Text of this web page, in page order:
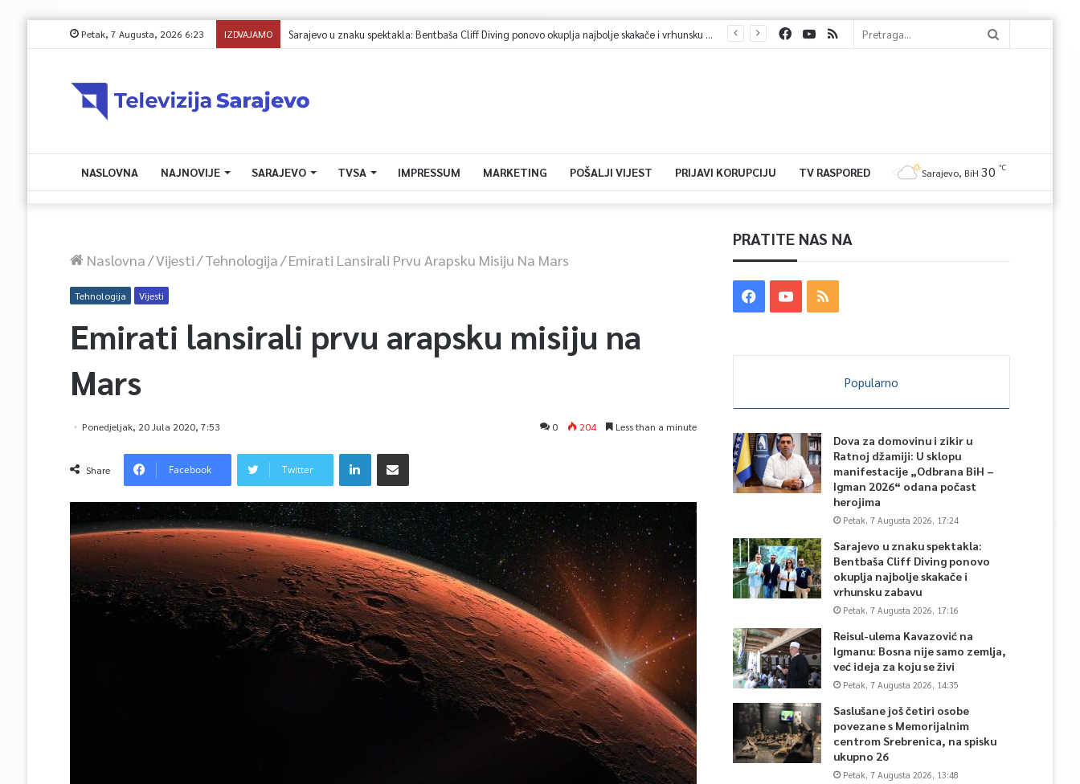
Petak, 7 Augusta, 2026 6:23 IZDVAJAMO
NASLOVNA NAJNOVIJE SARAJEVO TVSA IMPRESSUM MARKETING POŠALJI VIJEST PRIJAVI KORUPCIJU TV RASPORED Sarajevo, BiH 30 ℃
Naslovna/Vijesti/Tehnologija/Emirati Lansirali Prvu Arapsku Misiju Na Mars
Tehnologija Vijesti
Emirati lansirali prvu arapsku misiju na
Mars
Ponedjeljak, 20 Jula 2020, 7:53 0 204 Less than a minute
Share Facebook Twitter
PRATITE NAS NA
Popularno
Dova za domovinu i zikir u
Ratnoj džamiji: U sklopu
manifestacije „Odbrana BiH –
Igman 2026“ odana počast
herojima
Petak, 7 Augusta 2026, 17:24
Sarajevo u znaku spektakla:
Bentbaša Cliff Diving ponovo
okuplja najbolje skakače i
vrhunsku zabavu
Petak, 7 Augusta 2026, 17:16
Reisul-ulema Kavazović na
Igmanu: Bosna nije samo zemlja,
već ideja za koju se živi
Petak, 7 Augusta 2026, 14:35
Saslušane još četiri osobe
povezane s Memorijalnim
centrom Srebrenica, na spisku
ukupno 26
Petak, 7 Augusta 2026, 13:48